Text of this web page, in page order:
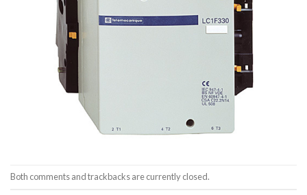
Both comments and trackbacks are currently closed.